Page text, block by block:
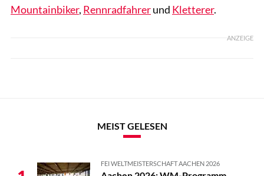
Mountainbiker, Rennradfahrerund Kletterer.
ANZEIGE
MEIST GELESEN
FEI WELTMEISTERSCHAFT AACHEN 2026